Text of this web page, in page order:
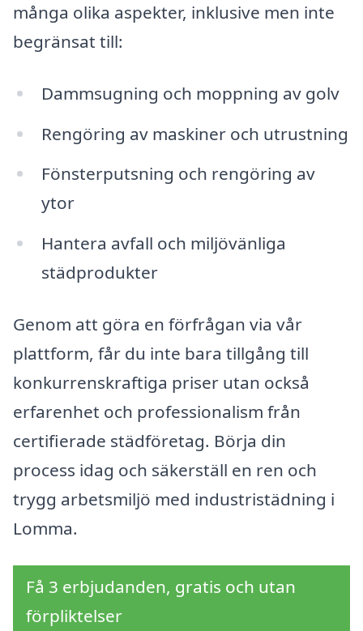
många olika aspekter, inklusive men inte
begränsat till:
Dammsugning och moppning av golv
Rengöring av maskiner och utrustning
Fönsterputsning och rengöring av
ytor
Hantera avfall och miljövänliga
städprodukter
Genom att göra en förfrågan via vår
plattform, får du inte bara tillgång till
konkurrenskraftiga priser utan också
erfarenhet och professionalism från
certifierade städföretag. Börja din
process idag och säkerställ en ren och
trygg arbetsmiljö med industristädning i
Lomma.
Få 3 erbjudanden, gratis och utan
förpliktelser